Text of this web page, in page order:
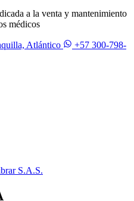
a la venta y mantenimiento
médicos
Atlántico
+57 300-798-
S.A.S.